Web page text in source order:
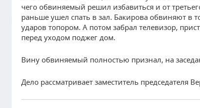
чего обвиняемый решил избавиться и от
раньше ушел спать в зал. Бакирова обвиняют в
ударов топором. А потом забрал телевизор,
перед уходом поджег дом.
Вину обвиняемый полностью признал, на
Дело рассматривает заместитель председателя